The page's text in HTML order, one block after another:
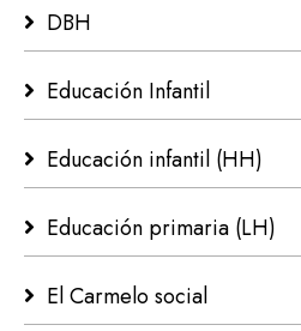
DBH
Educación Infantil
Educación infantil (HH)
Educación primaria (LH)
El Carmelo social